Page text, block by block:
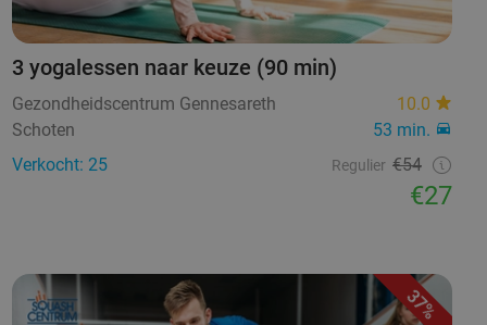
3 yogalessen naar keuze (90 min)
Gezondheidscentrum Gennesareth
10.0
Schoten
53 min.
Verkocht: 25
Regulier €54
€27
37%